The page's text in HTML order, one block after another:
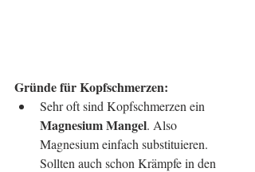
Gründe für Kopfschmerzen:
Sehr oft sind Kopfschmerzen ein
Magnesium Mangel. Also
Magnesium einfach substituieren.
Sollten auch schon Krämpfe in den